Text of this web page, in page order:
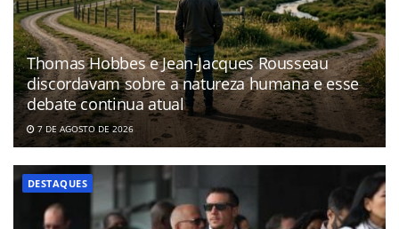
Thomas Hobbes e Jean-Jacques Rousseau
discordavam sobre a natureza humana e esse
debate continua atual
7 DE AGOSTO DE 2026
DESTAQUES